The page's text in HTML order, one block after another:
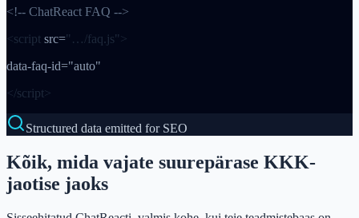
<!-- ChatReact FAQ -->
<script src="…/faq.js" >
data-faq-id="auto"
</script>
Structured data emitted for SEO
Kõik, mida vajate suurepärase KKK-
jaotise jaoks